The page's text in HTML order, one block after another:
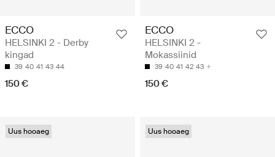
ECCO
HELSINKI 2 - Derby
kingad
39 40 41 43 44
150 €
ECCO
HELSINKI 2 -
Mokassiinid
39 40 41 42 43
150 €
Uus hooaeg Uus hooaeg